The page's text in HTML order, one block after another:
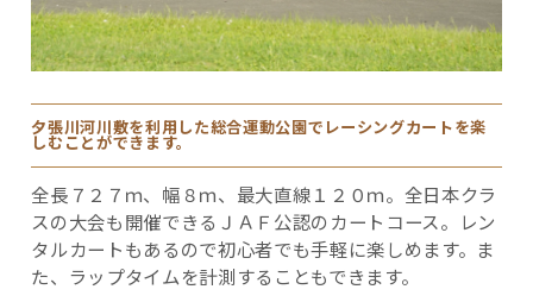
夕張川河川敷を利用した総合運動公園でレーシングカートを楽
しむことができます。
全長７２７ｍ、幅８ｍ、最大直線１２０ｍ。全日本クラ
スの大会も開催できるＪＡＦ公認のカートコース。レン
タルカートもあるので初心者でも手軽に楽しめます。ま
た、ラップタイムを計測することもできます。